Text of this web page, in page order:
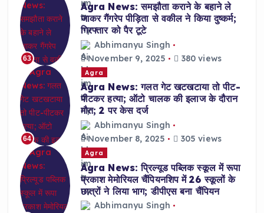
63
Agra News: समझौता कराने के बहाने ले
जाकर गैंगरेप पीड़िता से वकील ने किया दुष्कर्म;
गिरफ्तार को पैर टूटे
Abhimanyu Singh
November 9, 2025
380 views
64
Agra
Agra News: गलत गेट खटखटाया तो पीट-
पीटकर हत्या; ऑटो चालक की इलाज के दौरान
मौत; 2 पर केस दर्ज
Abhimanyu Singh
November 8, 2025
305 views
Agra
Agra News: प्रिल्यूड पब्लिक स्कूल में रूपा
प्रकाश मेमोरियल चैंपियनशिप में 26 स्कूलों के
छात्रों ने लिया भाग; डीपीएस बना चैंपियन
Abhimanyu Singh